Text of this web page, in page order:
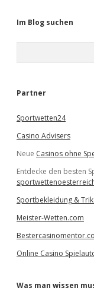
Im Blog suchen
e
Partner
Sportwetten24
Casino Advisers
Neue Casinos ohne
Entdecke den besten
Sportbekleidung &
Meister-Wetten.com
Online Casino
Was man wissen